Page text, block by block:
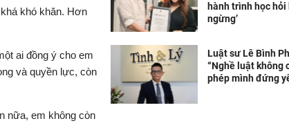
khó khăn. Hơn
ai đồng ý cho em
và quyền lực, còn
nữa, em không còn
hành trình học hỏi
ngừng’
Luật sư Lê Bình
“Nghề luật không
phép mình đứng